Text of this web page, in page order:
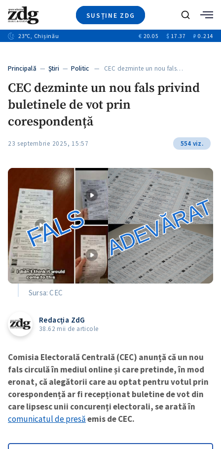
SUSȚINE ZDG
Ştiri
+13
Special
Caută
23°C, Chișinău € 20.05 $ 17.37 ₽ 0.214
Principală — Ştiri — Politic — CEC dezminte un nou fals…
CEC dezminte un nou fals privind
buletinele de vot prin
corespondență
23 septembrie 2025, 15:57 554 viz.
Sursa: CEC
Redacția ZdG
38.62 mii de articole
Comisia Electorală Centrală (CEC) anunță că un nou
fals circulă în mediul online și care pretinde, în mod
eronat, că alegătorii care au optat pentru votul prin
corespondență ar fi recepționat buletine de vot din
care lipsesc unii concurenți electorali, se arată în
comunicatul de presăemis de CEC.